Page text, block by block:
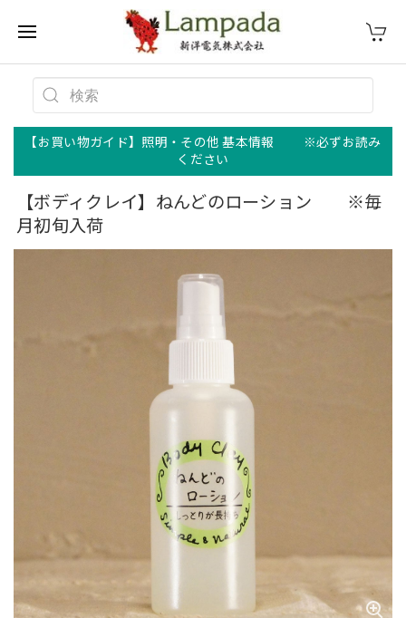
【お買い物ガイド】照明・その他 基本情報 ※必ずお読み
ください
【ボディクレイ】ねんどのローション ※毎
月初旬入荷